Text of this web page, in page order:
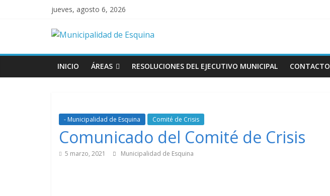
jueves, agosto 6, 2026
INICIO ÁREAS RESOLUCIONES DEL EJECUTIVO MUNICIPAL CONTACTO
- Municipalidad de Esquina Comité de Crisis
Comunicado del Comité de Crisis
5 marzo, 2021 Municipalidad de Esquina